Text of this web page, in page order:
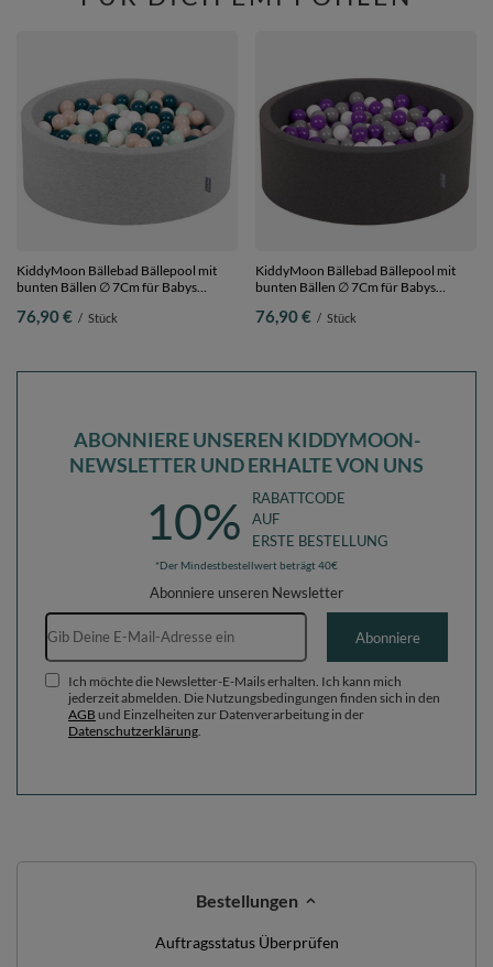
KiddyMoon Bällebad Bällepool mit
bunten Bällen ∅ 7Cm für Babys
hellgrau:dunkeltürkis/pastellbeige/weiß/minze,
76,90 € / Stück
KiddyMoon Bällebad Bällepool mit
bunten Bällen ∅ 7Cm für Babys
200 Bälle
76,90 € / Stück
ABONNIERE UNSEREN KIDDYMOON-
NEWSLETTER UND ERHALTE VON UNS
10%
RABATTCODE
AUF
ERSTE BESTELLUNG
*Der Mindestbestellwert beträgt 40€
Abonniere unseren Newsletter
E-Mail-Adresse
Abonniere
Ich möchte die Newsletter-E-Mails erhalten. Ich kann mich
jederzeit abmelden. Die Nutzungsbedingungen finden sich in den
AGB und Einzelheiten zur Datenverarbeitung in der
Datenschutzerklärung
Bestellungen
Auftragsstatus Überprüfen